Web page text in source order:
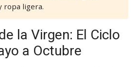
ropa ligera.
la Virgen: El Ciclo
a Octubre